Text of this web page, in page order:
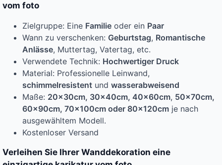
vom foto
Zielgruppe: Eine Familie oder ein Paar
Wann zu verschenken: Geburtstag, Romantische
Anlässe, Muttertag, Vatertag, etc.
Verwendete Technik: Hochwertiger Druck
Material: Professionelle Leinwand,
schimmelresistent und wasserabweisend
Maße: 20x30cm, 30x40cm, 40x60cm, 50x70cm,
60x90cm, 70x100cm oder 80x120cm je nach
ausgewähltem Modell.
Kostenloser Versand
Verleihen Sie Ihrer Wanddekoration eine